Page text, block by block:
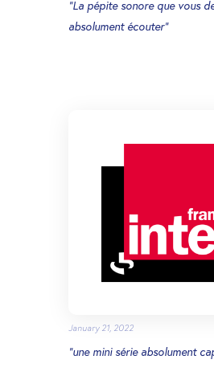
"La pépite sonore que vous
absolument écouter"
January 21, 2022
"une mini série absolument